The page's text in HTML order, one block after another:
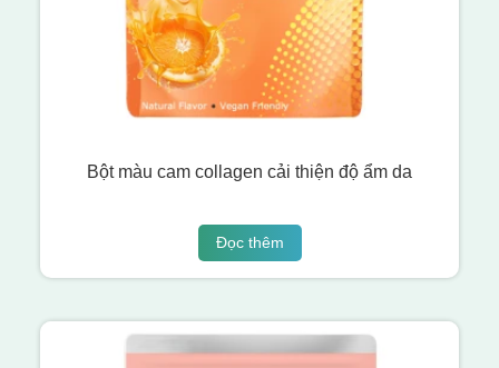
Bột màu cam collagen cải thiện độ ẩm da
Đọc thêm